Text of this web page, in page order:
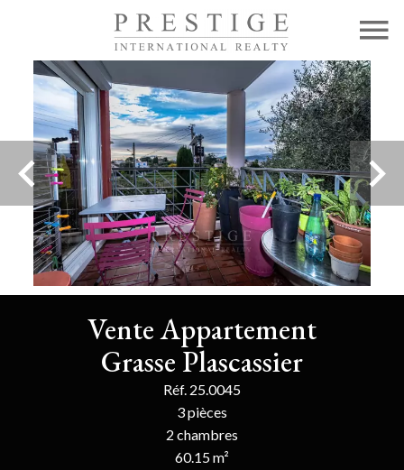
Vente Appartement
Grasse Plascassier
Réf. 25.0045
3 pièces
2 chambres
60.15 m²